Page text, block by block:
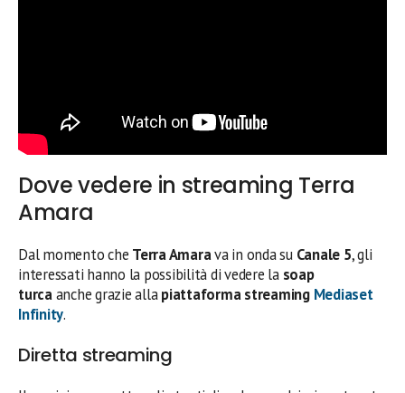
Dove vedere in streaming Terra
Amara
Dal momento che Terra Amarava in onda su Canale 5, gli
interessati hanno la possibilità di vedere la soap
turcaanche grazie allapiattaforma streaming Mediaset
Infinity.
Diretta streaming